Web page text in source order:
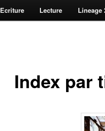
Ecriture Lecture Lineage
Index par